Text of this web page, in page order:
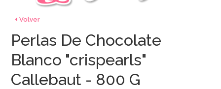
Volver
Perlas De Chocolate
Blanco "crispearls"
Callebaut - 800 G